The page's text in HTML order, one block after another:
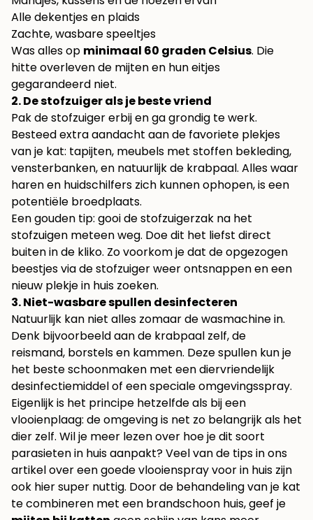
Alle dekentjes en plaids
Zachte, wasbare speeltjes
Was alles op minimaal 60 graden Celsius. Die
hitte overleven de mijten en hun eitjes
gegarandeerd niet.
2. De stofzuiger als je beste vriend
Pak de stofzuiger erbij en ga grondig te werk.
Besteed extra aandacht aan de favoriete plekjes
van je kat: tapijten, meubels met stoffen bekleding,
vensterbanken, en natuurlijk de krabpaal. Alles waar
haren en huidschilfers zich kunnen ophopen, is een
potentiële broedplaats.
Een gouden tip: gooi de stofzuigerzak na het
stofzuigen meteen weg. Doe dit het liefst direct
buiten in de kliko. Zo voorkom je dat de opgezogen
beestjes via de stofzuiger weer ontsnappen en een
nieuw plekje in huis zoeken.
3. Niet-wasbare spullen desinfecteren
Natuurlijk kan niet alles zomaar de wasmachine in.
Denk bijvoorbeeld aan de krabpaal zelf, de
reismand, borstels en kammen. Deze spullen kun je
het beste schoonmaken met een diervriendelijk
desinfectiemiddel of een speciale omgevingsspray.
Eigenlijk is het principe hetzelfde als bij een
vlooienplaag: de omgeving is net zo belangrijk als het
dier zelf. Wil je meer lezen over hoe je dit soort
parasieten in huis aanpakt? Veel van de tips in ons
artikel over eengoede vlooienspray voor in huis zijn
ook hier super nuttig. Door de behandeling van je kat
te combineren met een brandschoon huis, geef je